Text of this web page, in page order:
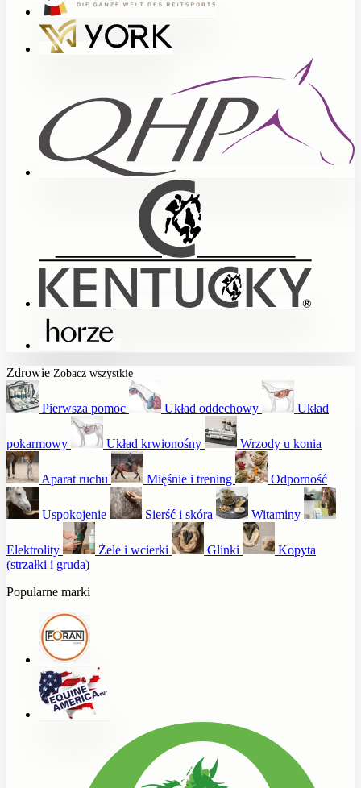
Zdrowie Zobacz wszystkie
Pierwsza pomoc Układ oddechowy Układ
pokarmowy Układ krwionośny Wrzody u konia
Aparat ruchu Mięśnie i trening Odporność
Uspokojenie Sierść i skóra Witaminy
Elektrolity Żele i wcierki Glinki
Kopyta
(strzałki i gruda)
Popularne marki